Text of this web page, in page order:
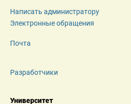
Написать администратору
Электронные обращения
Почта
Разработчики
Университет